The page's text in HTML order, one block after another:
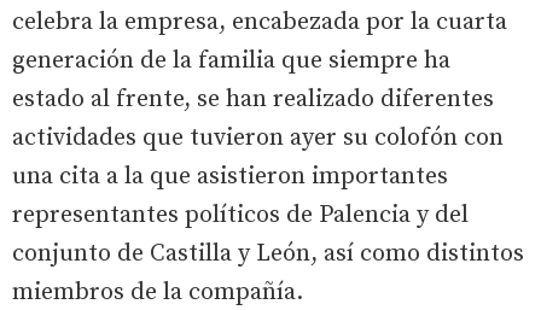
celebra la empresa, encabezada por la cuarta
generación de la familia que siempre ha
estado al frente, se han realizado diferentes
actividades que tuvieron ayer su colofón con
una cita a la que asistieron importantes
representantes políticos de Palencia y del
conjunto de Castilla y León, así como distintos
miembros de la compañía.